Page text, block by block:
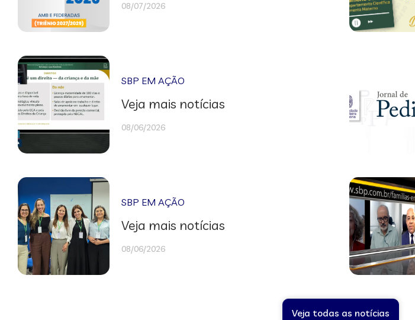
08/07/2026
SBP EM AÇÃO
Veja mais notícias
08/06/2026
SBP EM AÇÃO
Veja mais notícias
08/06/2026
Veja todas as notícias